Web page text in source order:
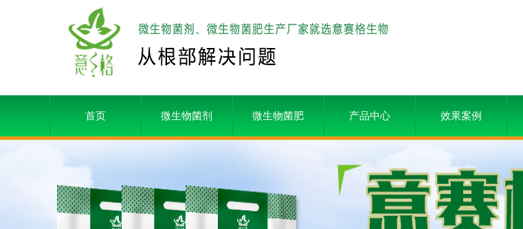
首页 微生物菌剂 微生物菌肥 产品中心 效果案例